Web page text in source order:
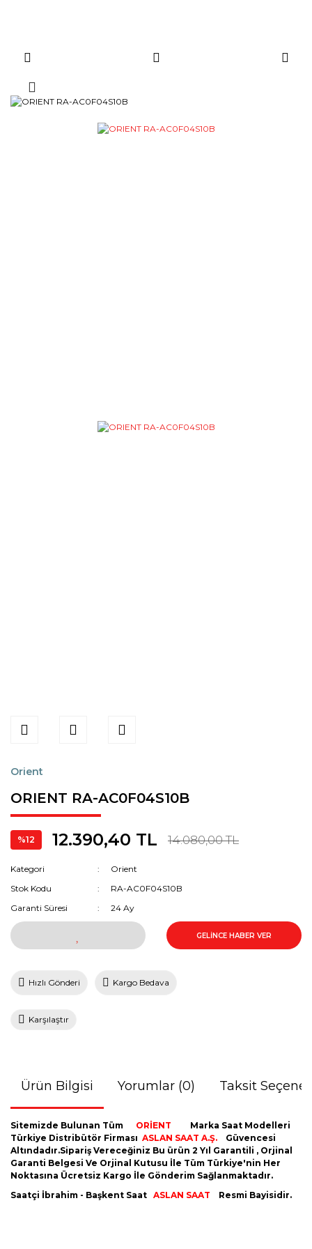
Orient
ORIENT RA-AC0F04S10B
%12 12.390,40 TL 14.080,00 TL
Kategori
Orient
Stok Kodu
RA-AC0F04S10B
Garanti Süresi
24 Ay
GELİNCE HABER VER
Hızlı Gönderi Kargo Bedava
Karşılaştır
Ürün Bilgisi Yorumlar (0) Taksit
Sitemizde Bulunan Tüm ORİENT
Marka Saat Modelleri
Türkiye Distribütör Firması ASLAN SAAT A.Ş.
Güvencesi
Altındadır.Sipariş Vereceğiniz Bu ürün 2 Yıl Garantili , Orjinal
Garanti Belgesi Ve Orjinal Kutusu İle Tüm Türkiye'nin Her
Noktasına Ücretsiz Kargo İle Gönderim Sağlanmaktadır.
Saatçi İbrahim - Başkent Saat ASLAN SAAT Resmi Bayisidir.